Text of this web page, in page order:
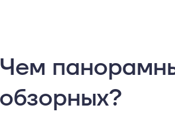
Чем
обзорных?